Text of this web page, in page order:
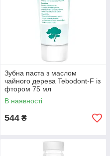
Зубна паста з маслом
чайного дерева Tebodont-F із
фтором 75 мл
В наявності
544 ₴